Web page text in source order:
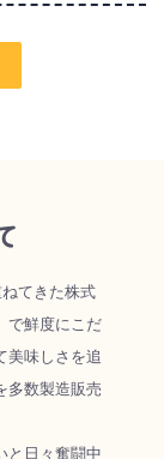
てきた株式
で鮮度にこだ
美味しさを追
多数製造販売
と日々奮闘中